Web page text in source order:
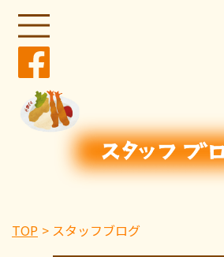
TOP スタッフブログ